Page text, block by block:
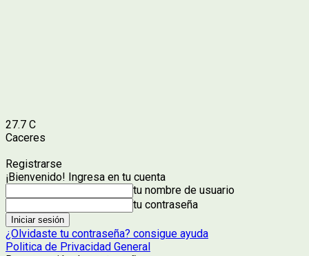
27.7 C
Caceres
Registrarse
¡Bienvenido! Ingresa en tu cuenta
tu nombre de usuario
tu contraseña
¿Olvidaste tu contraseña? consigue ayuda
Politica de Privacidad General